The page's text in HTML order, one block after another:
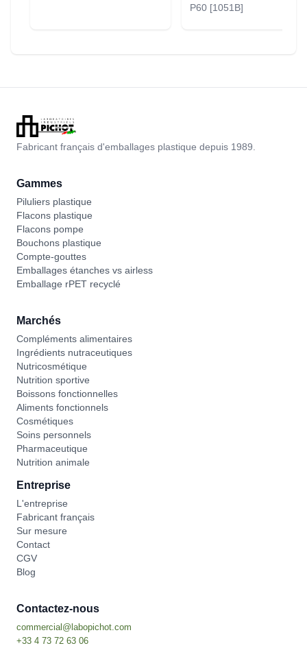
P60 [1051B]
Fabricant français d'emballages plastique depuis 1989.
Gammes
Piluliers plastique
Flacons plastique
Flacons pompe
Bouchons plastique
Compte-gouttes
Emballages étanches vs airless
Emballage rPET recyclé
Marchés
Compléments alimentaires
Ingrédients nutraceutiques
Nutricosmétique
Nutrition sportive
Boissons fonctionnelles
Aliments fonctionnels
Cosmétiques
Soins personnels
Pharmaceutique
Nutrition animale
Entreprise
L'entreprise
Fabricant français
Sur mesure
Contact
CGV
Blog
Contactez-nous